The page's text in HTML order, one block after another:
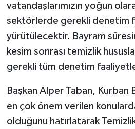
vatandaşlarımızın yoğun
sektörlerde gerekli denetim
yürütülecektir. Bayram
kesim sonrası temizlik
gerekli tüm denetim
Başkan Alper Taban, Kurban
en çok önem verilen
olduğunu hatırlatarak